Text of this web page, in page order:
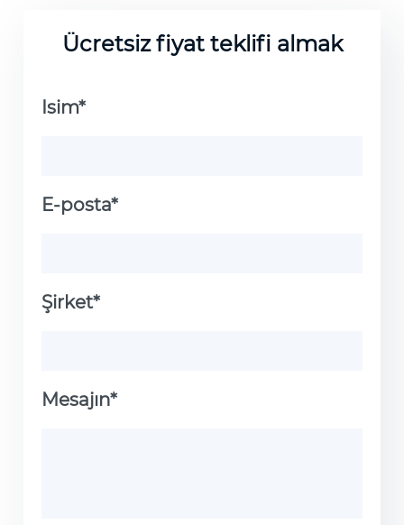
Ücretsiz fiyat teklifi almak
Isim*
E-posta*
Şirket*
Mesajın*